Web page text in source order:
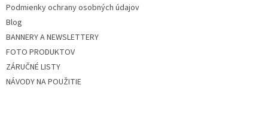
Podmienky ochrany osobných údajov
Blog
BANNERY A NEWSLETTERY
FOTO PRODUKTOV
ZÁRUČNÉ LISTY
NÁVODY NA POUŽITIE